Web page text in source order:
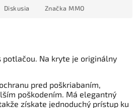
Diskusia Značka MMO
potlačou. Na kryte je originálny
pred poškriabaním,
poškodením. Má elegantný
získate jednoduchý prístup ku